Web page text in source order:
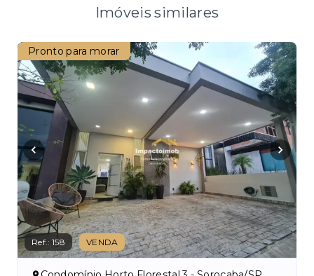
Imóveis similares
Pronto para morar
Ref.:158 VENDA